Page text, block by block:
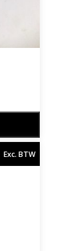
Exc. BTW